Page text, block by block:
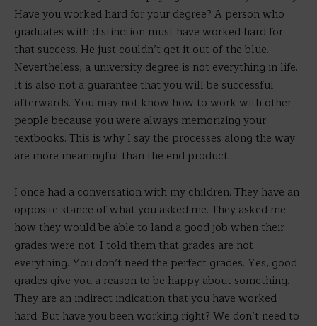
Have you worked hard for your degree? A person who
graduates with distinction must have worked hard for
that success. He just couldn’t get it out of the blue.
Nevertheless, a university degree is not everything in life.
It is also not a guarantee that you will be successful
afterwards. You may not know how to work with other
people because you were always memorizing your
textbooks. This is why I say the processes along the way
are more meaningful than the end product.
I once had a conversation with my children. They have an
opposite stance of what you asked me. They asked me
how they would be able to land a good job when their
grades were not. I told them that grades are not
everything. You don’t need the perfect grades. Yes, good
grades give you a reason to be happy about something.
They are an indirect indication that you have worked
hard. But have you been working right? We don’t need to